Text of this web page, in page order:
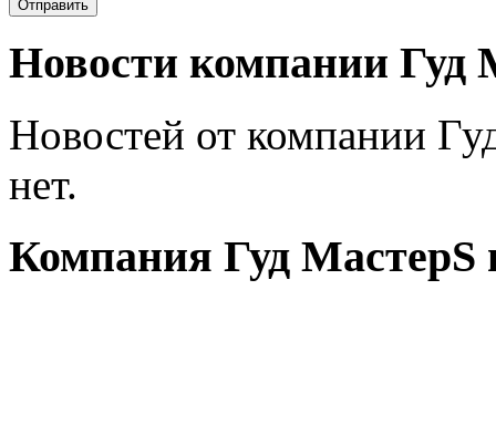
Новости компании Гуд
Новостей от компании
нет.
Компания Гуд МастерS